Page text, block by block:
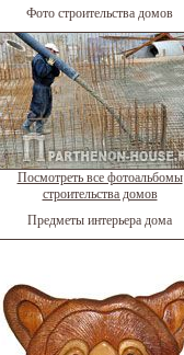
Фото строительства домов
Посмотреть все фотоальбомы
строительства домов
Предметы интерьера дома